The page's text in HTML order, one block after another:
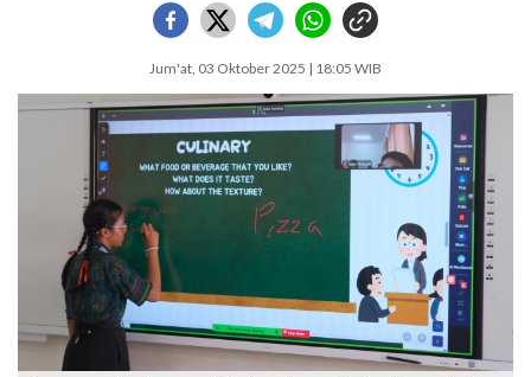
Jum'at, 03 Oktober 2025 | 18:05 WIB